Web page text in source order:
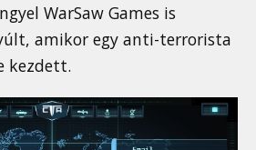
WarSaw Games is
amikor egy anti-terrorista
kezdett.